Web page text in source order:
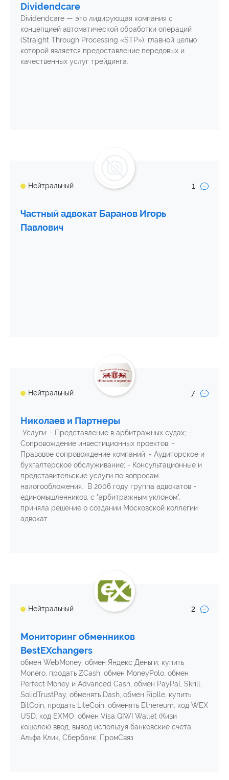
Dividendсare
Dividendcare — это лидирующая компания с
концепцией автоматической обработки операций
(Straight Through Processing «STP»), главной целью
которой является предоставление передовых и
качественных услуг трейдинга.
Нейтральный 1
Частный адвокат Баранов Игорь
Павлович
Нейтральный 7
Николаев и Партнеры
Услуги: - Представление в арбитражных судах; -
Сопровождение инвестиционных проектов; -
Правовое сопровождение компаний; - Аудиторское и
бухгалтерское обслуживание; - Консультационные и
представительские услуги по вопросам
налогообложения. В 2006 году группа адвокатов -
единомышленников, с "арбитражным уклоном",
приняла решение о создании Московской коллегии
адвокат
Нейтральный 2
Мониторинг обменников
BestEXchangers
обмен WebMoney, обмен Яндекс Деньги, купить
Monero, продать ZCash, обмен MoneyPolo, обмен
Perfect Money и Advanced Cash, обмен PayPal, Skrill,
SolidTrustPay, обменять Dash, обмен Riplle, купить
BitCoin, продать LiteCoin, обменять Ethereum, код WEX
USD, код EXMO, обмен Visa QIWI Wallet (Киви
кошелек) ввод, вывод используя банковские счета
Альфа Клик, Сбербанк, ПромСвяз